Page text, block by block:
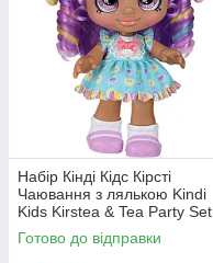
Набір Кінді Кідс Кірсті
Чаювання з лялькою Kindi
Kids Kirstea & Tea Party Set
50253 Moose Toys Оригінал
MyDoll.com.ua
Готово до відправки